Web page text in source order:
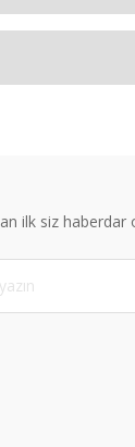
ilk siz haberdar